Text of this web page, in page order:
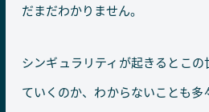
だまだわかりません。
シンギュラリティが起きるとこ
ていくのか、わからないことも多